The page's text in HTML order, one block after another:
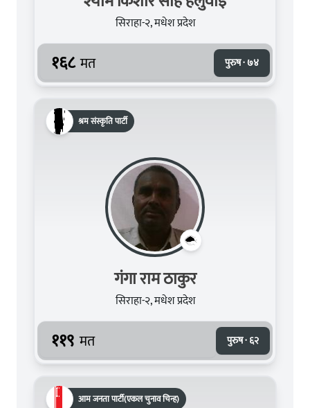
सिराहा-२, मधेश प्रदेश
१६८ मत पुरुष · ७४
श्रम संस्कृति पार्टी
गंगा राम ठाकुर
सिराहा-२, मधेश प्रदेश
११९ मत पुरुष · ६२
आम जनता पार्टी(एकल चुनाव चिन्ह)